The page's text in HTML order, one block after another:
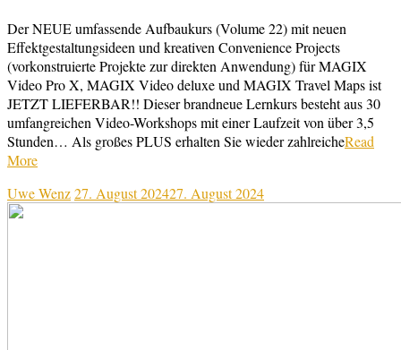
Der NEUE umfassende Aufbaukurs (Volume 22) mit neuen
Effektgestaltungsideen und kreativen Convenience Projects
(vorkonstruierte Projekte zur direkten Anwendung) für MAGIX
Video Pro X, MAGIX Video deluxe und MAGIX Travel Maps ist
JETZT LIEFERBAR!! Dieser brandneue Lernkurs besteht aus 30
umfangreichen Video-Workshops mit einer Laufzeit von über 3,5
Stunden… Als großes PLUS erhalten Sie wieder zahlreicheRead
More
Uwe Wenz27. August 202427. August 2024